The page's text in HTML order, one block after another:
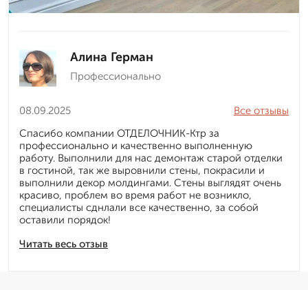
Алина Герман
Профессионально
08.09.2025
Читать весь отзыв
Все отзывы
Спасибо компании ОТДЕЛОЧНИК-Ктр за
профессионально и качественно выполненную
работу. Выполнили для нас демонтаж старой отделки
в гостиной, так же выровнили стены, покрасили и
выполнили декор молдингами. Стены выглядят очень
красиво, проблем во время работ не возникло,
специалисты сднлали все качественно, за собой
оставили порядок!